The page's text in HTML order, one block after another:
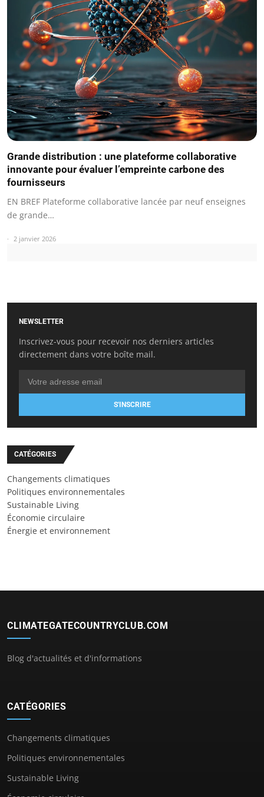
Grande distribution : une plateforme collaborative
innovante pour évaluer l’empreinte carbone des
fournisseurs
EN BREF Plateforme collaborative lancée par neuf enseignes
de grande…
2 janvier 2026
NEWSLETTER
Inscrivez-vous pour recevoir nos derniers articles
directement dans votre boîte mail.
S'INSCRIRE
CATÉGORIES
Changements climatiques
Politiques environnementales
Sustainable Living
Économie circulaire
Énergie et environnement
CLIMATEGATECOUNTRYCLUB.COM
Blog d'actualités et d'informations
CATÉGORIES
Changements climatiques
Politiques environnementales
Sustainable Living